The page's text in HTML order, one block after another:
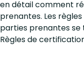
en détail comment
prenantes. Les
parties prenantes se
Règles de